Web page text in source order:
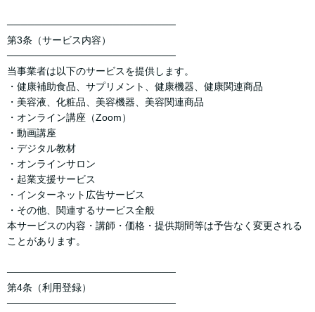
────────────────────────
第3条（サービス内容）
────────────────────────
当事業者は以下のサービスを提供します。
・健康補助食品、サプリメント、健康機器、健康関連商品
・美容液、化粧品、美容機器、美容関連商品
・オンライン講座（Zoom）
・動画講座
・デジタル教材
・オンラインサロン
・起業支援サービス
・インターネット広告サービス
・その他、関連するサービス全般
本サービスの内容・講師・価格・提供期間等は予告なく変更される
ことがあります。
────────────────────────
第4条（利用登録）
────────────────────────